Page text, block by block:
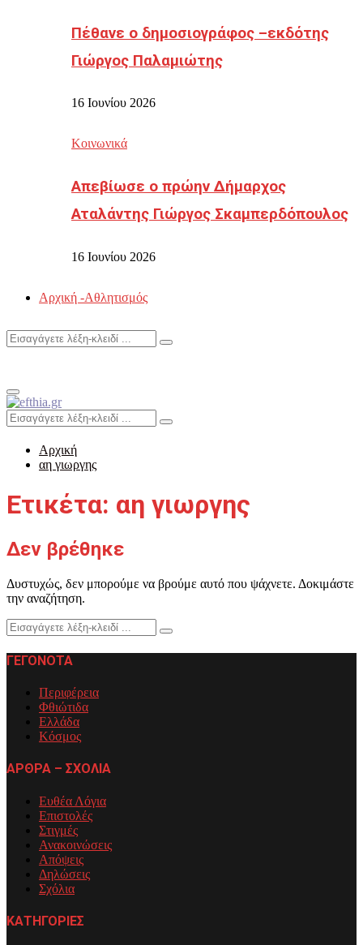
Πέθανε ο δημοσιογράφος –εκδότης
Γιώργος Παλαμιώτης
16 Ιουνίου 2026
Κοινωνικά
Απεβίωσε ο πρώην Δήμαρχος
Αταλάντης Γιώργος Σκαμπερδόπουλος
16 Ιουνίου 2026
Αρχική -Αθλητισμός
Search
Search
Primary
Menu
Search
for:
Search
Αρχική
αη γιωργης
Ετικέτα: αη γιωργης
Δεν βρέθηκε
Δυστυχώς, δεν μπορούμε να βρούμε αυτό που ψάχνετε. Δοκιμάστε
την αναζήτηση.
Search
for:
Search
ΓΕΓΟΝΟΤΑ
Περιφέρεια
Φθιώτιδα
Ελλάδα
Κόσμος
ΑΡΘΡΑ – ΣΧΟΛΙΑ
Ευθέα Λόγια
Επιστολές
Στιγμές
Ανακοινώσεις
Απόψεις
Δηλώσεις
Σχόλια
ΚΑΤΗΓΟΡΙΕΣ